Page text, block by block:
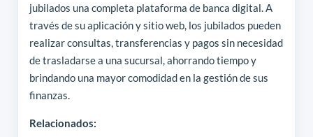
jubilados una completa plataforma de banca digital. A
través de su aplicación y sitio web, los jubilados pueden
realizar consultas, transferencias y pagos sin necesidad
de trasladarse a una sucursal, ahorrando tiempo y
brindando una mayor comodidad en la gestión de sus
finanzas.
Relacionados: